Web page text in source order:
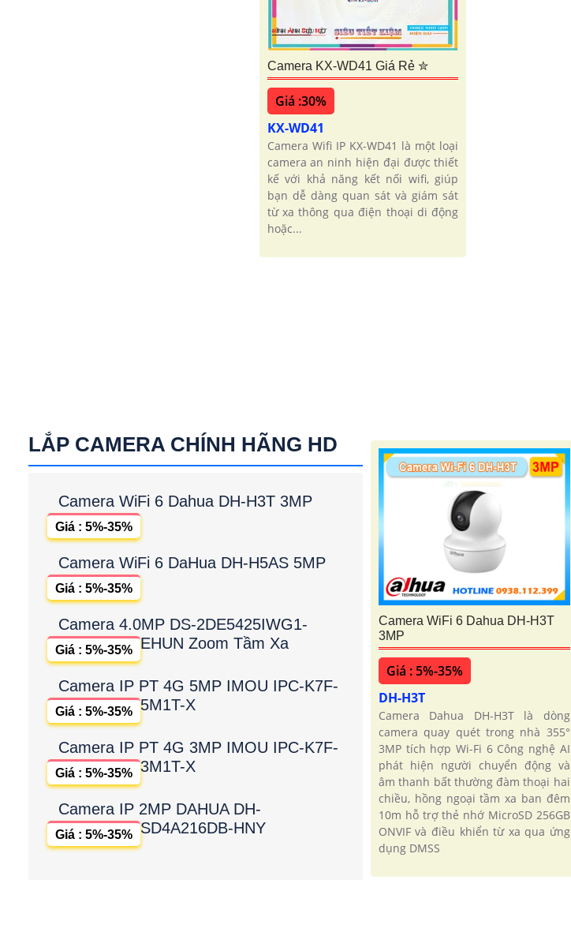
Camera KX-WD41 Giá Rẻ ✮
Giá :30%
KX-WD41
Camera Wifi IP KX-WD41 là một loại
camera an ninh hiện đại được thiết
kế với khả năng kết nối wifi, giúp
bạn dễ dàng quan sát và giám sát
từ xa thông qua điện thoại di động
hoặc...
LẮP CAMERA CHÍNH HÃNG HD
Camera WiFi 6 Dahua DH-H3T 3MP
Giá : 5%-35%
Camera WiFi 6 DaHua DH-H5AS 5MP
Giá : 5%-35%
Camera 4.0MP DS-2DE5425IWG1-
EHUN Zoom Tầm Xa
Giá : 5%-35%
Camera IP PT 4G 5MP IMOU IPC-K7F-
5M1T-X
Giá : 5%-35%
Camera IP PT 4G 3MP IMOU IPC-K7F-
3M1T-X
Giá : 5%-35%
Camera IP 2MP DAHUA DH-
SD4A216DB-HNY
Giá : 5%-35%
Camera WiFi 6 Dahua DH-H3T
3MP
Giá : 5%-35%
DH-H3T
Camera Dahua DH-H3T là dòng
camera quay quét trong nhà 355°
3MP tích hợp Wi-Fi 6 Công nghệ AI
phát hiện người chuyển động và
âm thanh bất thường đàm thoại hai
chiều, hồng ngoại tầm xa ban đêm
10m hỗ trợ thẻ nhớ MicroSD 256GB
ONVIF và điều khiển từ xa qua ứng
dụng DMSS